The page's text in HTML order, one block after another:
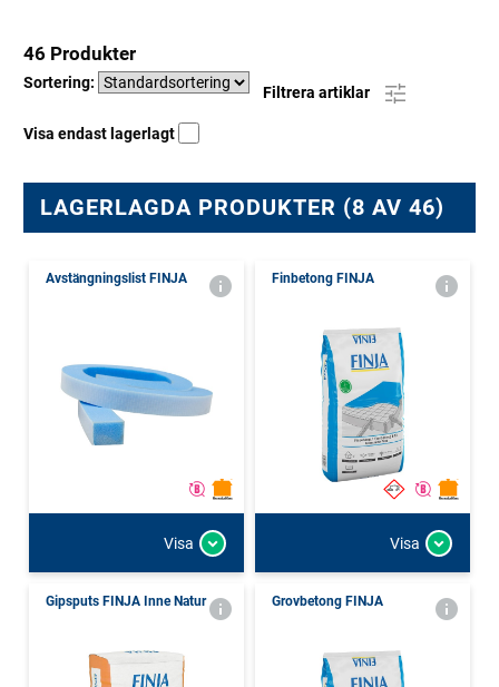
46 Produkter
Sortering:
Filtrera artiklar
Visa endast lagerlagt
LAGERLAGDA PRODUKTER (8 AV 46)
Avstängningslist FINJA
Visa
Finbetong FINJA
Visa
Gipsputs FINJA Inne Natur Grovbetong FINJA